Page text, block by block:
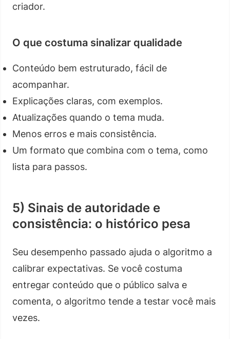
criador.
O que costuma sinalizar qualidade
Conteúdo bem estruturado, fácil de
acompanhar.
Explicações claras, com exemplos.
Atualizações quando o tema muda.
Menos erros e mais consistência.
Um formato que combina com o tema, como
lista para passos.
5) Sinais de autoridade e
consistência: o histórico pesa
Seu desempenho passado ajuda o algoritmo a
calibrar expectativas. Se você costuma
entregar conteúdo que o público salva e
comenta, o algoritmo tende a testar você mais
vezes.